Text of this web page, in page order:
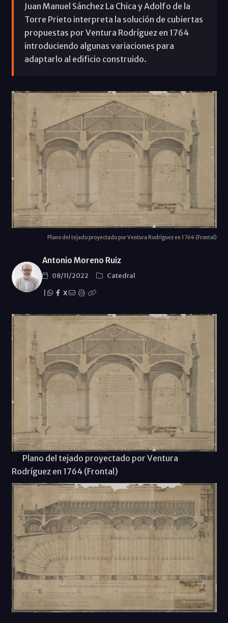
Juan Manuel Sánchez La Chica y Adolfo de la
Torre Prieto interpreta la solución de cubiertas
propuestas por Ventura Rodríguez en 1764
introduciendo algunas variaciones para
adaptarlo al edificio construido.
Plano del tejado proyectado por Ventura Rodríguez en 1764 (Frontal)
Antonio Moreno Ruiz
08/11/2022
Catedral
X
Plano del tejado proyectado por Ventura
Rodríguez en 1764 (Frontal)